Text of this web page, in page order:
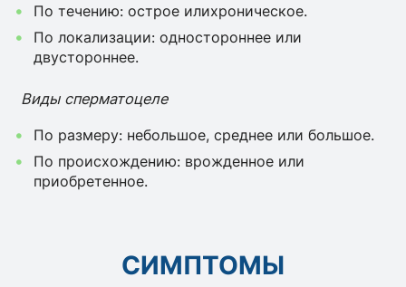
По течению: острое илихроническое.
По локализации: одностороннее или
двустороннее.
Виды сперматоцеле
По размеру: небольшое, среднее или большое.
По происхождению: врожденное или
приобретенное.
СИМПТОМЫ